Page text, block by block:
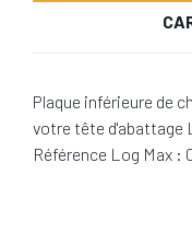
Plaque inférieure de
votre tête d'abattage
Référence Log Max :